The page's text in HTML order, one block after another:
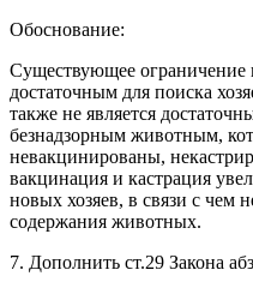
Обоснование:
Существующее ограничение
достаточным для поиска
также не является
безнадзорным животным,
невакцинированы,
вакцинация и кастрация
новых хозяев, в связи с чем
содержания животных.
7. Дополнить ст.29 Закона